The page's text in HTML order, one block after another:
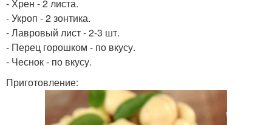
- Хрен - 2 листа.
- Укроп - 2 зонтика.
- Лавровый лист - 2-3 шт.
- Перец горошком - по вкусу.
- Чеснок - по вкусу.
Приготовление: